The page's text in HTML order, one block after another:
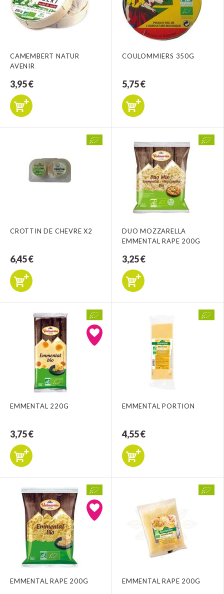
CAMEMBERT NATUR
AVENIR
3,95 €
COULOMMIERS 350G
5,75 €
CROTTIN DE CHEVRE X2
6,45 €
DUO MOZZARELLA
EMMENTAL RAPE 200G
3,25 €
EMMENTAL 220G
3,75 €
EMMENTAL PORTION
4,55 €
EMMENTAL RAPE 200G EMMENTAL RAPE 200G